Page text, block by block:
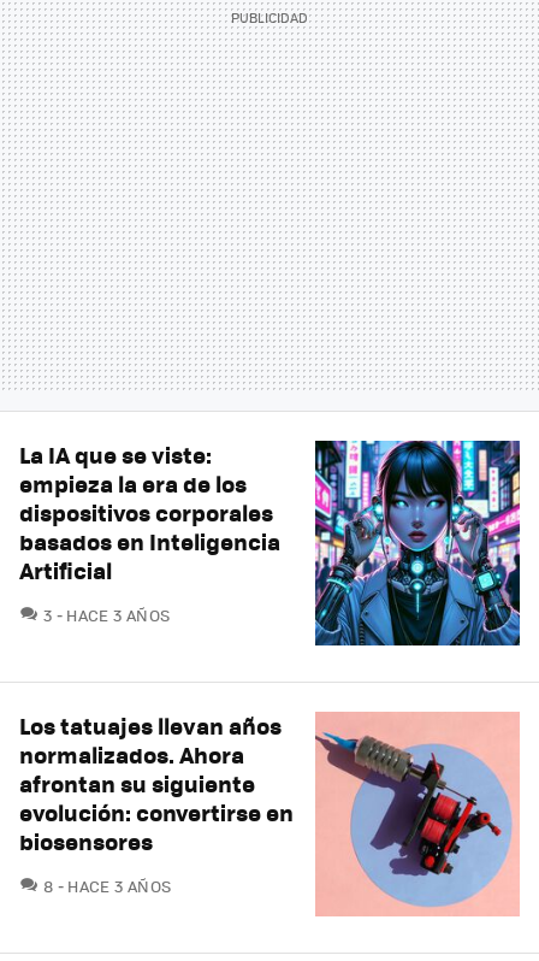
La IA que se viste:
empieza la era de los
dispositivos corporales
basados en Inteligencia
Artificial
3 COMENTARIOS
HACE 3 AÑOS
Los tatuajes llevan años
normalizados. Ahora
afrontan su siguiente
evolución: convertirse en
biosensores
8 COMENTARIOS
HACE 3 AÑOS